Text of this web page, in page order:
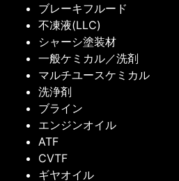
ブレーキフルード
不凍液(LLC)
シャーシ塗装材
一般ケミカル／洗剤
マルチユースケミカル
洗浄剤
ブライン
エンジンオイル
ATF
CVTF
ギヤオイル